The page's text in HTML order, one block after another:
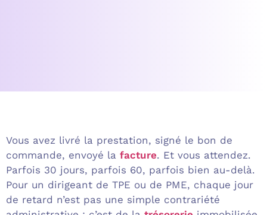
Vous avez livré la prestation, signé le bon de
commande, envoyé la facture. Et vous attendez.
Parfois 30 jours, parfois 60, parfois bien au-delà.
Pour un dirigeant de TPE ou de PME, chaque jour
de retard n’est pas une simple contrariété